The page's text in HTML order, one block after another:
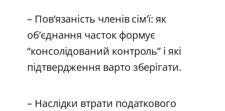
– Пов’язаність членів сім’ї: як
об’єднання часток формує
“консолідований контроль” і які
підтвердження варто зберігати.
– Наслідки втрати податкового